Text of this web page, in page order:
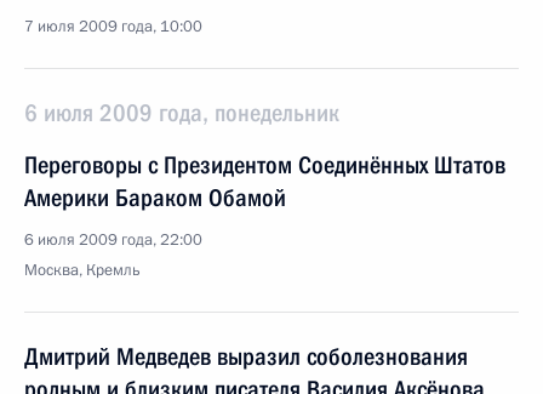
7 июля 2009 года, 10:00
6 июля 2009 года, понедельник
Переговоры с Президентом Соединённых Штатов
Америки Бараком Обамой
6 июля 2009 года, 22:00
Москва, Кремль
Дмитрий Медведев выразил соболезнования